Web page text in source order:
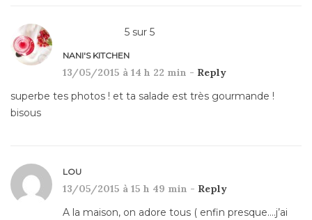
5 sur 5
NANI'S KITCHEN
13/05/2015 à 14 h 22 min - Reply
superbe tes photos ! et ta salade est très gourmande !
bisous
LOU
13/05/2015 à 15 h 49 min - Reply
A la maison, on adore tous ( enfin presque….j’ai